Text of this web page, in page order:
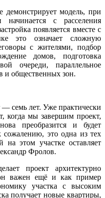
демонстрирует модель, при
начинается с расселения
появляется вместе с
это означает сложную
с жителями, подбор
домов, подготовка
очереди, параллельное
и общественных зон.
семь лет. Уже практически
когда мы завершим проект,
преобразится и будет
сожалению, это одна из тех
на этом участке оставляет
Фролов.
проект архитектурно
важен ещё и как пример
участка с высоким
получает новые квартиры,